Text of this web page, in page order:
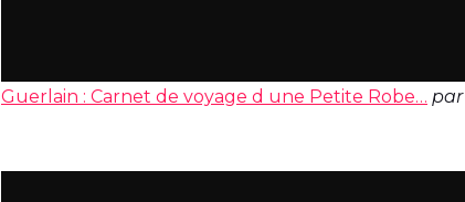
Guerlain : Carnet de voyage d une Petite Robe… par